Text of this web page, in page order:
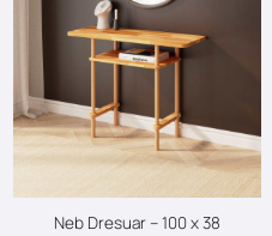
Neb Dresuar – 100 x 38